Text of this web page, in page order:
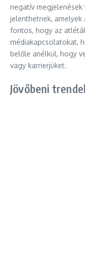
negatív
jelenthetnek, amelyek
fontos, hogy az
médiakapcsolatokat,
belőle anélkül, hogy
vagy karrierjüket.
Jövőbeni